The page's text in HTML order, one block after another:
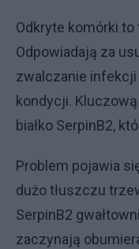
Odkryte komórki
Odpowiadają za
zwalczanie
kondycji.
białko SerpinB2,
Problem pojawia
dużo tłuszczu
SerpinB2
zaczynają